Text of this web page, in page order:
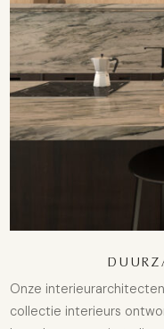
Onze
collectie interieurs